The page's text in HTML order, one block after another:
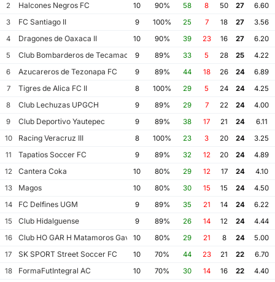
2
Halcones Negros FC 10 90% 58 8 50 27
6.60
3
FC Santiago II 9 100% 25 7 18 27
3.56
4
Dragones de Oaxaca II 10 90% 39 23 16 27
6.20
5
Club Bombarderos de Tecamac 9 89% 33 5 28 25
4.22
6
Azucareros de Tezonapa FC 9 89% 44 18 26 24
6.89
7
Tigres de Alica FC II 8 100% 29 5 24 24
4.25
8
Club Lechuzas UPGCH 9 89% 29 7 22 24
4.00
9
Club Deportivo Yautepec 9 89% 38 17 21 24
6.11
10
Racing Veracruz III 8 100% 23 3 20 24
3.25
11
Tapatios Soccer FC 9 89% 32 12 20 24
4.89
12
Cantera Coka 10 80% 29 12 17 24
4.10
13
Magos 10 80% 30 15 15 24
4.50
14
FC Delfines UGM 9 89% 35 21 14 24
6.22
15
Club Hidalguense 9 89% 26 14 12 24
4.44
16
Club HO GAR H Matamoros Gavilanes FC Matamoros II
10 80% 29 21 8 24
5.00
17
SK SPORT Street Soccer FC 10 70% 44 23 21 22
6.70
18
FormaFutIntegral AC 10 70% 30 14 16 22
4.40